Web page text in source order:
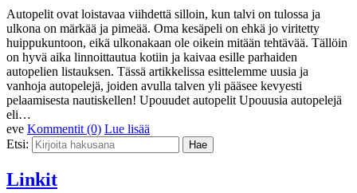
Autopelit ovat loistavaa viihdettä silloin, kun talvi on tulossa ja
ulkona on märkää ja pimeää. Oma kesäpeli on ehkä jo viritetty
huippukuntoon, eikä ulkonakaan ole oikein mitään tehtävää. Tällöin
on hyvä aika linnoittautua kotiin ja kaivaa esille parhaiden
autopelien listauksen. Tässä artikkelissa esittelemme uusia ja
vanhoja autopelejä, joiden avulla talven yli pääsee kevyesti
pelaamisesta nautiskellen! Upouudet autopelit Upouusia autopelejä
eli…
eve Kommentit (0) Lue lisää
Etsi:
Linkit